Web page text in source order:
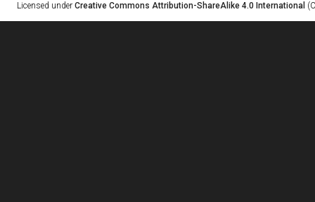
Licensed under Creative Commons Attribution-ShareAlike 4.0 International